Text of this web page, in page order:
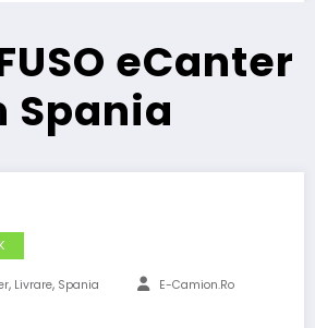
eCanter
Spania
, Livrare, Spania E-Camion.ro